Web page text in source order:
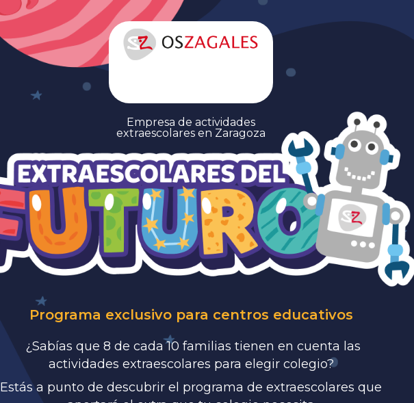
Empresa de actividades
extraescolares en Zaragoza
Programa exclusivo para centros educativos
¿Sabías que 8 de cada 10 familias tienen en cuenta las
actividades extraescolares para elegir colegio?
Estás a punto de descubrir el programa de extraescolares que